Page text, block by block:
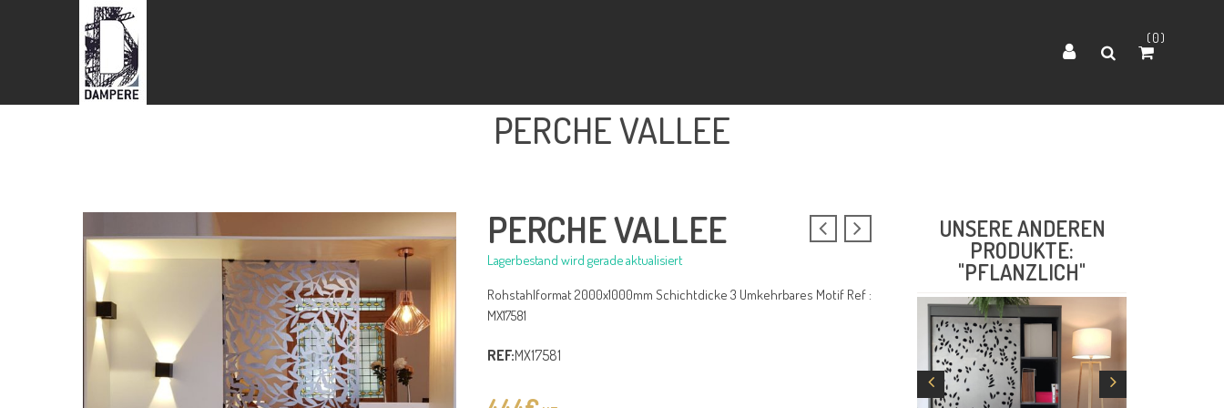
0
PERCHE VALLEE
PERCHE VALLEE
Lagerbestand wird gerade aktualisiert
Rohstahlformat 2000x1000mm Schichtdicke 3 Umkehrbares Motif Ref :
MX17581
REF:MX17581
UNSERE ANDEREN
PRODUKTE:
"PFLANZLICH"